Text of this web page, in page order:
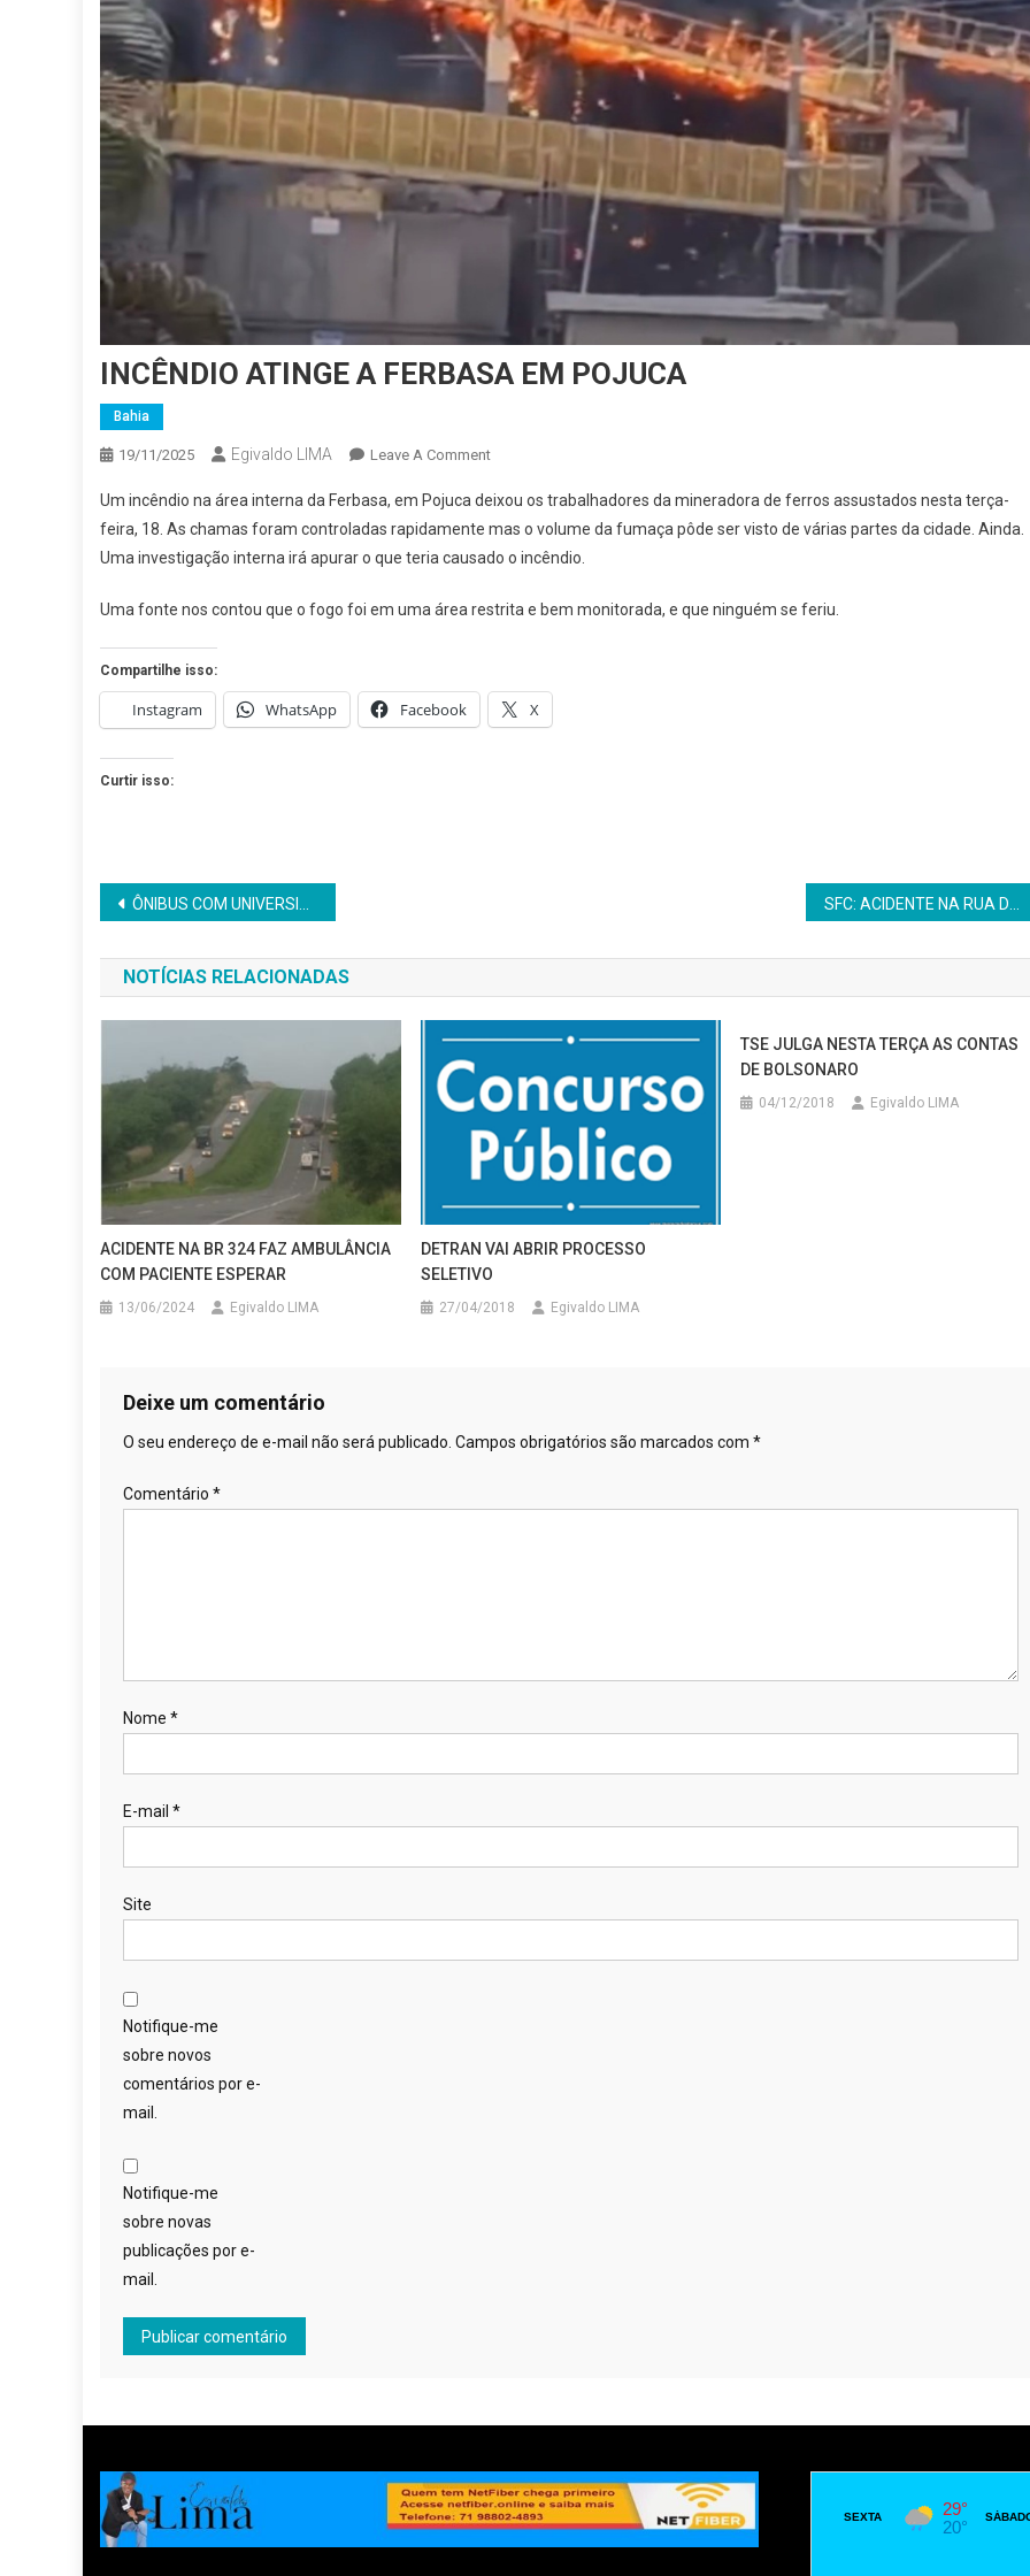
INCÊNDIO ATINGE A FERBASA EM POJUCA
Bahia
19/11/2025 Egivaldo LIMA Leave A CommentOn
ATINGE
A
FERBASA
POJUCA
Um incêndio na área interna da Ferbasa, em Pojuca deixou os trabalhadores da mineradora de ferros assustados nesta terça-
feira, 18. As chamas foram controladas rapidamente mas o volume da fumaça pôde ser visto de várias partes da cidade. Ainda.
Uma investigação interna irá apurar o que teria causado o incêndio.
Uma fonte nos contou que o fogo foi em uma área restrita e bem monitorada, e que ninguém se feriu.
Compartilhe isso:
Instagram WhatsApp Facebook X
Curtir isso:
Navegação
de
Post
ÔNIBUS COM UNIVERSITÁRIOS DE SÃO FCO DO CONDE PEGA FOGO DURANTE A VIAGEM SFC: ACIDENTE NA RUA DE SAPATEIRO DEIXA TRÊS CARROS DANIFICADOS
NOTÍCIAS RELACIONADAS
ACIDENTE NA BR 324 FAZ AMBULÂNCIA
COM PACIENTE ESPERAR
13/06/2024 Egivaldo LIMA
DETRAN VAI ABRIR PROCESSO
SELETIVO
27/04/2018 Egivaldo LIMA
TSE JULGA NESTA TERÇA AS CONTAS
DE BOLSONARO
04/12/2018 Egivaldo LIMA
Deixe um comentário
O seu endereço de e-mail não será publicado. Campos obrigatórios são marcados com *
Comentário *
Nome *
E-mail *
Site
Notifique-me
sobre novos
comentários por e-
mail.
Notifique-me
sobre novas
publicações por e-
mail.